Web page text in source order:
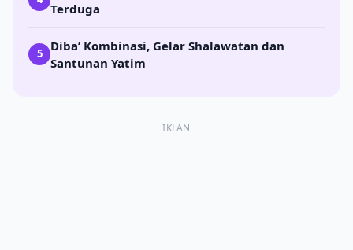
Terduga
5
Diba’ Kombinasi, Gelar Shalawatan dan
Santunan Yatim
IKLAN